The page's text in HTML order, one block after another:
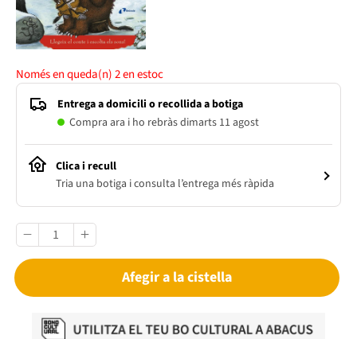
Només en queda(n)2en estoc
Entrega a domicili o recollida a botiga
Compra ara i ho rebràs dimarts 11 agost
Clica i recull
Tria una botiga i consulta l’entrega més ràpida
Afegir a la cistella